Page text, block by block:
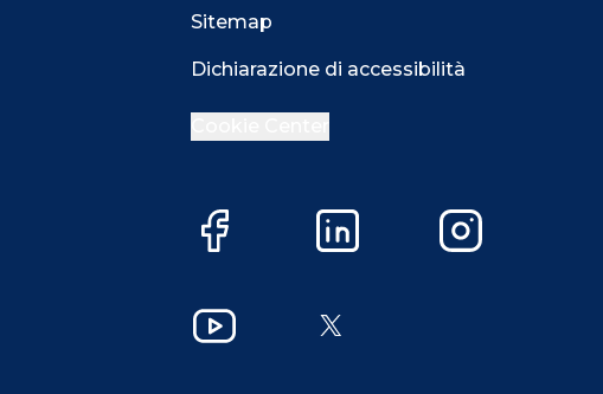
Sitemap
Dichiarazione di accessibilità
Facebook LinkedIn Instagram
YouTube X
Accetta Più opzioni